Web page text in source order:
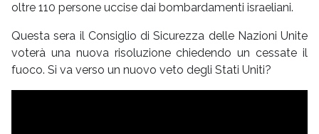
oltre 110 persone uccise dai bombardamenti israeliani.
Questa sera il Consiglio di Sicurezza delle Nazioni Unite
voterà una nuova risoluzione chiedendo un cessate il
fuoco. Si va verso un nuovo veto degli Stati Uniti?